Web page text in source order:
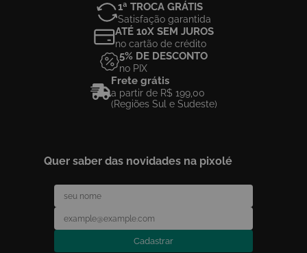
1ª TROCA GRÁTIS
Satisfação garantida
ATÉ 10X SEM JUROS
no cartão de crédito
5% DE DESCONTO
no PIX
Frete grátis
a partir de R$ 199,00
(Regiões Sul e Sudeste)
Quer saber das novidades na pixolé
Cadastrar